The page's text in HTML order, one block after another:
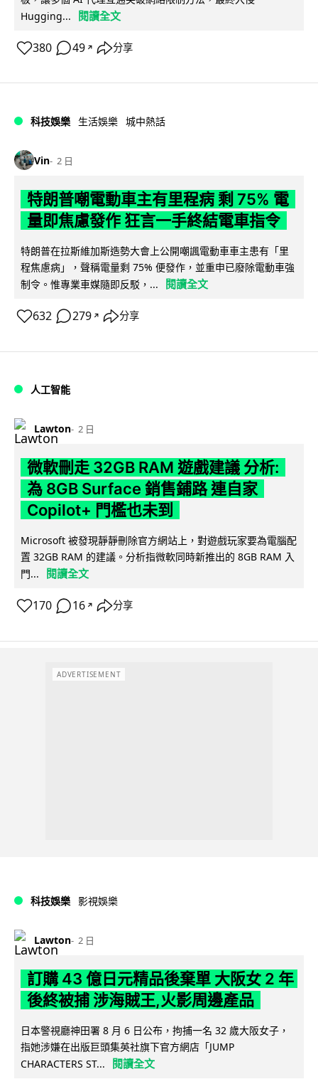
Hugging...
閱讀全文
380 49 ↗ 分享
科技娛樂 生活娛樂 城中熱話
Vin 2 日
特朗普嘲電動車主有里程病 剩 75% 電
量即焦慮發作 狂言一手終結電車指令
特朗普在拉斯維加斯造勢大會上公開嘲諷電動車車主患有「里
程焦慮病」，聲稱電量剩 75% 便發作，並重申已廢除電動車強
制令。惟專業車媒隨即反駁，...
閱讀全文
632 279 ↗ 分享
人工智能
Lawton 2 日
微軟刪走 32GB RAM 遊戲建議 分析:
為 8GB Surface 銷售鋪路 連自家
Copilot+ 門檻也未到
Microsoft 被發現靜靜刪除官方網站上，對遊戲玩家要為電腦配
置 32GB RAM 的建議。分析指微軟同時新推出的 8GB RAM 入
門...
閱讀全文
170 16 ↗ 分享
ADVERTISEMENT
科技娛樂 影視娛樂
Lawton 2 日
訂購 43 億日元精品後棄單 大阪女 2 年
後終被捕 涉海賊王,火影周邊產品
日本警視廳神田署 8 月 6 日公布，拘捕一名 32 歲大阪女子，
指她涉嫌在出版巨頭集英社旗下官方網店「JUMP
CHARACTERS ST...
閱讀全文